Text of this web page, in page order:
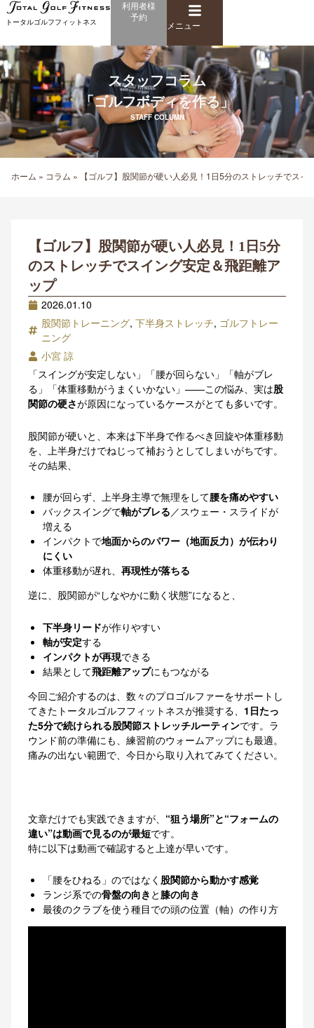
容
ス
キ
ッ
プ
トータルゴルフフィットネス
メ
ニ
ュ
ー
メニュー
利用者様
予約
スタッフコラム
「ゴルフボディを作る」
STAFF COLUMN
ホーム » コラム » 【ゴルフ】股関節が硬い人必見！1日5分のストレッチでスイ
【ゴルフ】股関節が硬い人必見！1日5分
のストレッチでスイング安定＆飛距離ア
ップ
2026.01.10
股関節トレーニング, 下半身ストレッチ, ゴルフトレー
ニング
小宮 諒
「スイングが安定しない」「腰が回らない」「軸がブレ
る」「体重移動がうまくいかない」——この悩み、実は股
関節の硬さが原因になっているケースがとても多いです。
股関節が硬いと、本来は下半身で作るべき回旋や体重移動
を、上半身だけでねじって補おうとしてしまいがちです。
その結果、
腰が回らず、上半身主導で無理をして腰を痛めやすい
バックスイングで軸がブレる／スウェー・スライドが
増える
インパクトで地面からのパワー（地面反力）が伝わり
にくい
体重移動が遅れ、 再現性が落ちる
逆に、股関節が“しなやかに動く状態”になると、
下半身リードが作りやすい
軸が安定する
インパクトが再現できる
結果として飛距離アップにもつながる
今回ご紹介するのは、数々のプロゴルファーをサポートし
てきたトータルゴルフフィットネスが推奨する、 1日たっ
た5分で続けられる股関節ストレッチルーティンです。ラ
ウンド前の準備にも、練習前のウォームアップにも最適。
痛みの出ない範囲で、今日から取り入れてみてください。
文章だけでも実践できますが、 “狙う場所”と“フォームの
違い”は動画で見るのが最短です。
特に以下は動画で確認すると上達が早いです。
「腰をひねる」のではなく 股関節から動かす感覚
ランジ系での骨盤の向き と 膝の向き
最後のクラブを使う種目での頭の位置（軸）の作り方